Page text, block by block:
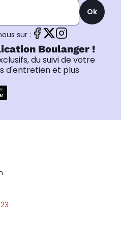
Ok
sur :
Boulanger !
du suivi de votre
d'entretien et plus